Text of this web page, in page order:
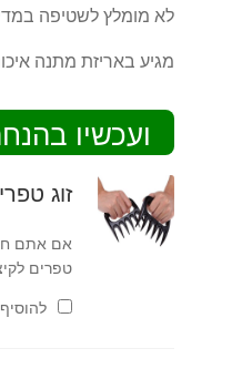
לא מומלץ לשטיפה
מגיע באריזת מתנה
ועכשיו
זוג
אם אתם
טפרים